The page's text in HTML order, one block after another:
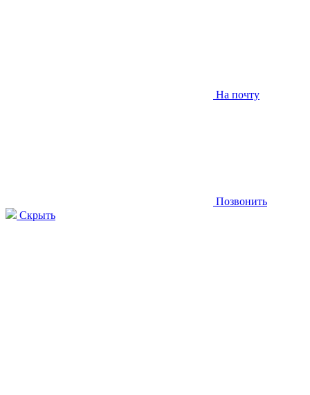
На почту
Позвонить
Скрыть